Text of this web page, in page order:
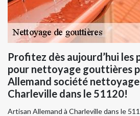
Profitez dès aujourd’hui
pour nettoyage gouttières
Allemand société
Charleville dans le 51120!
Artisan Allemand à Charleville dans le